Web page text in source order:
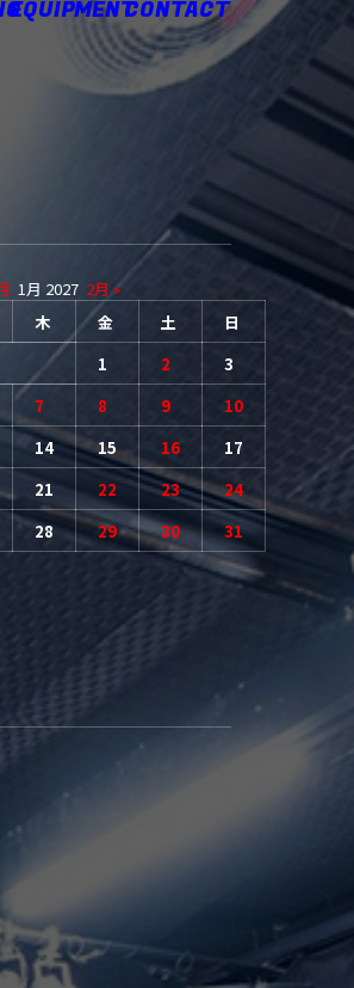
EQUIPMENTCONTACT
1月 2027 2月 »
木 金 土
日
1
2
3
7 8 9
10
14 15 16
17
21 22 23
24
28 29 30 31